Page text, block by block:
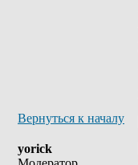
Вернуться к началу
yorick